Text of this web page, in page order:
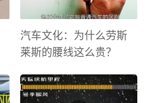
汽车文化：为什么劳斯
莱斯的腰线这么贵？